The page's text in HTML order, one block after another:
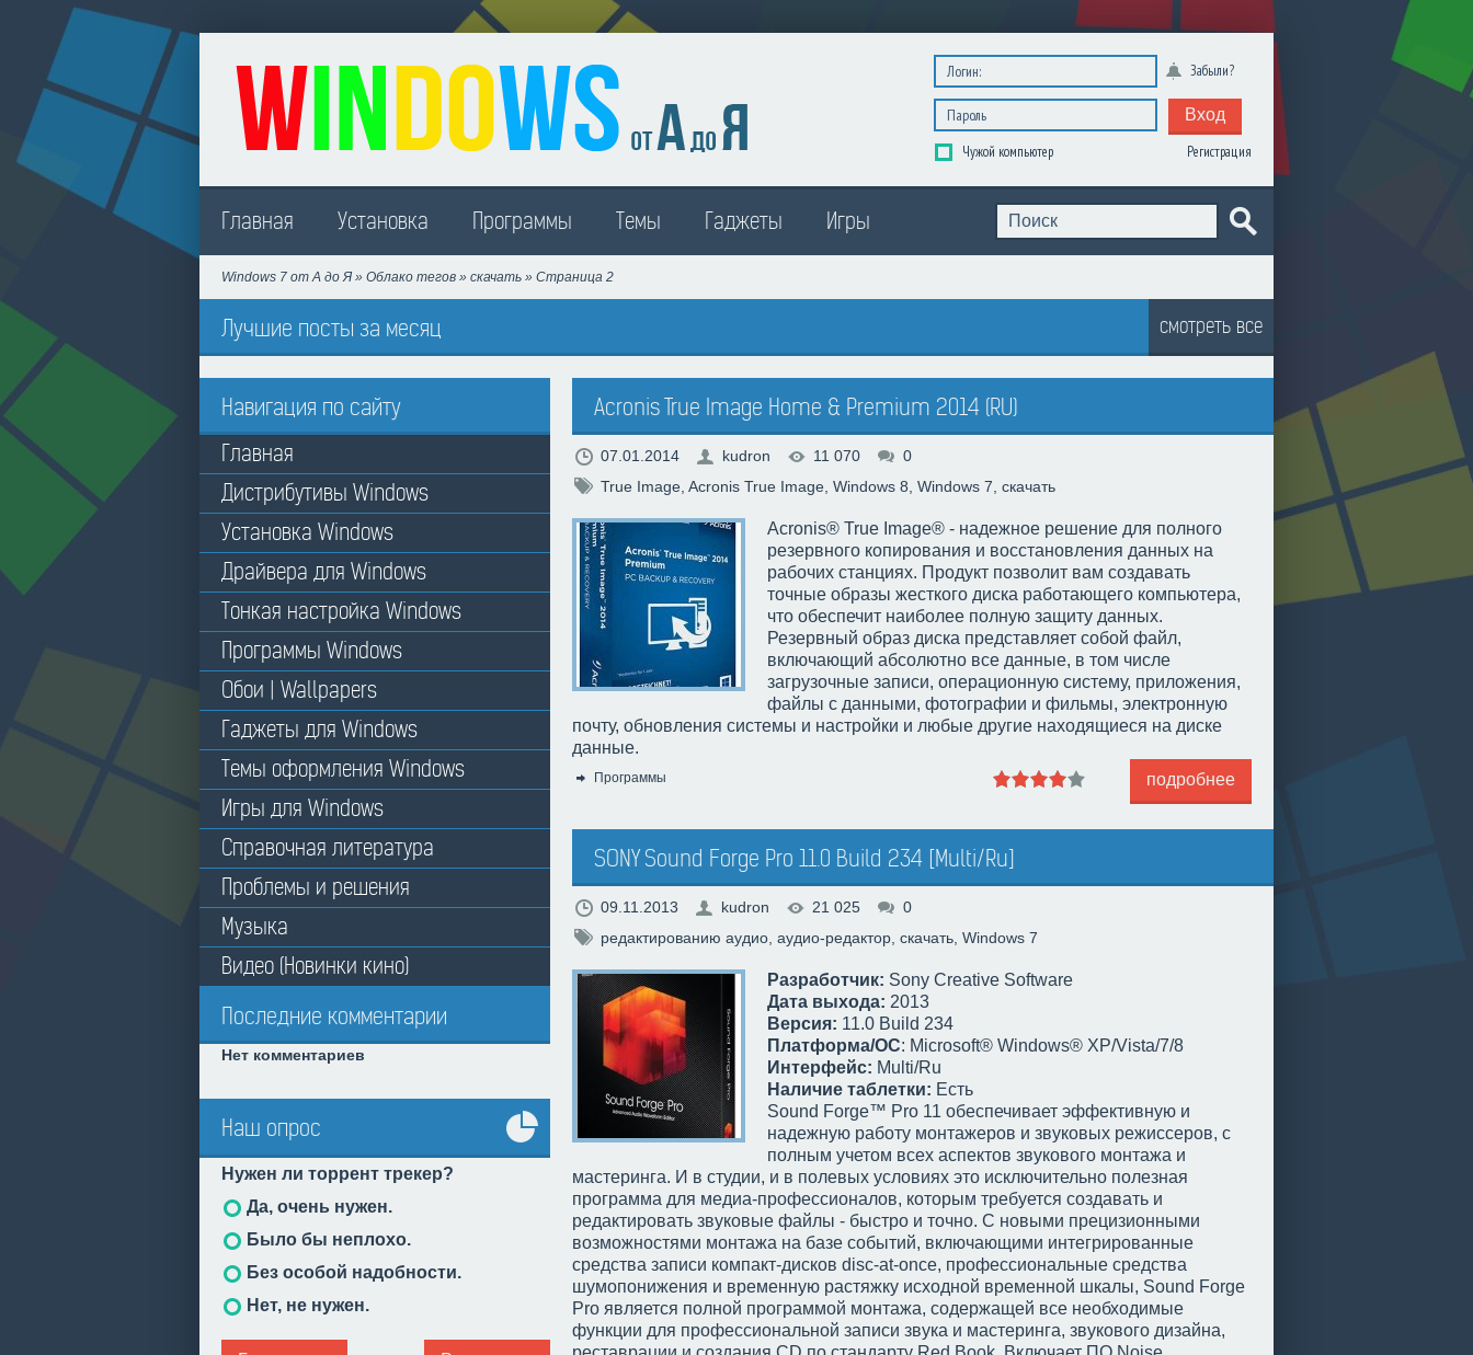
Забыли?
Вход
Чужой компьютер Регистрация
Главная Установка Программы Темы Гаджеты Игры
Windows 7 от А до Я » Облако тегов » скачать » Страница 2
Лучшие посты за месяц смотреть все
Навигация по сайту
Главная
Дистрибутивы Windows
Установка Windows
Драйвера для Windows
Тонкая настройка Windows
Программы Windows
Обои | Wallpapers
Гаджеты для Windows
Темы оформления Windows
Игры для Windows
Справочная литература
Проблемы и решения
Музыка
Видео (Новинки кино)
Последние комментарии
Нет комментариев
Наш опрос
Все
опросы
Нужен ли торрент трекер?
Да, очень нужен.
Было бы неплохо.
Без особой надобности.
Нет, не нужен.
Acronis True Image Home & Premium 2014 (RU)
07.01.2014 kudron 11 070
0
True Image Acronis True Image Windows 8 Windows 7 скачать
Acronis® True Image® - надежное решение для полного
резервного копирования и восстановления данных на
рабочих станциях. Продукт позволит вам создавать
точные образы жесткого диска работающего компьютера,
что обеспечит наиболее полную защиту данных.
Резервный образ диска представляет собой файл,
включающий абсолютно все данные, в том числе
загрузочные записи, операционную систему, приложения,
файлы с данными, фотографии и фильмы, электронную
почту, обновления системы и настройки и любые другие находящиеся на диске
данные.
Программы подробнее
SONY Sound Forge Pro 11.0 Build 234 [Multi/Ru]
09.11.2013 kudron 21 025
0
редактированию аудио аудио-редактор скачать Windows 7
Разработчик: Sony Creative Software
Дата выхода: 2013
Версия: 11.0 Build 234
Платформа/ОС: Microsoft® Windows® XP/Vista/7/8
Интерфейс: Multi/Ru
Наличие таблетки: Есть
Sound Forge™ Pro 11 обеспечивает эффективную и
надежную работу монтажеров и звуковых режиссеров, с
полным учетом всех аспектов звукового монтажа и
мастеринга. И в студии, и в полевых условиях это исключительно полезная
программа для медиа-профессионалов, которым требуется создавать и
редактировать звуковые файлы - быстро и точно. С новыми прецизионными
возможностями монтажа на базе событий, включающими интегрированные
средства записи компакт-дисков disc-at-once, профессиональные средства
шумопонижения и временную растяжку исходной временной шкалы, Sound Forge
Pro является полной программой монтажа, содержащей все необходимые
функции для профессиональной записи звука и мастеринга, звукового дизайна,